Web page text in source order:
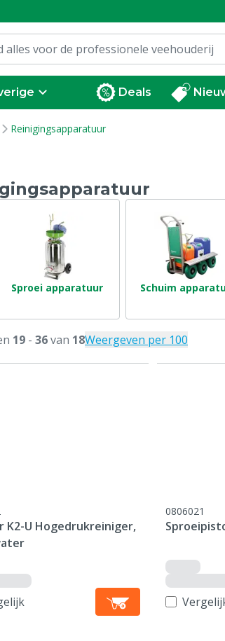
Deals
Reinigingsapparatuur
Sproei apparatuur Schuim
19 - 36van 18Weergeven per 100
K2-U Hogedrukreiniger,
0806021